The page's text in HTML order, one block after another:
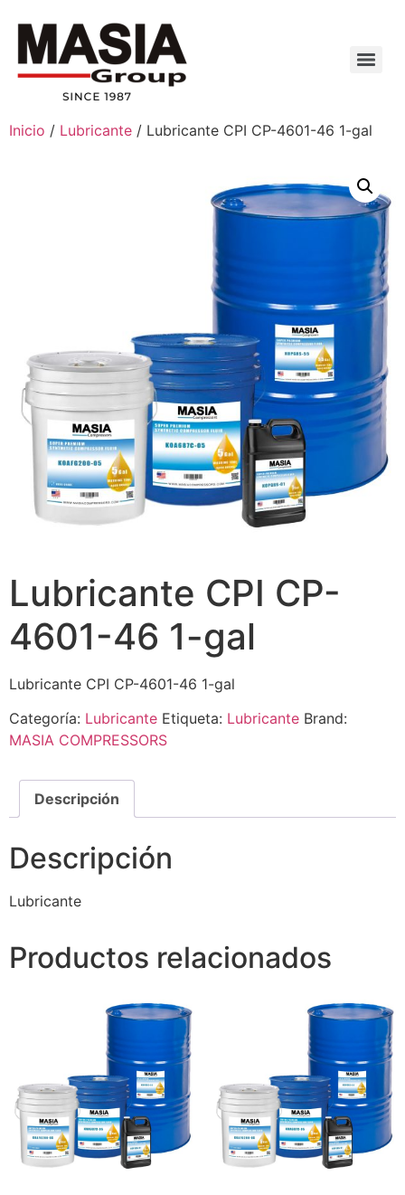
Inicio / Lubricante / Lubricante CPI CP-4601-46 1-gal
Lubricante CPI CP-
4601-46 1-gal
Lubricante CPI CP-4601-46 1-gal
Categoría: Lubricante Etiqueta: Lubricante Brand:
MASIA COMPRESSORS
Descripción
Descripción
Lubricante
Productos relacionados